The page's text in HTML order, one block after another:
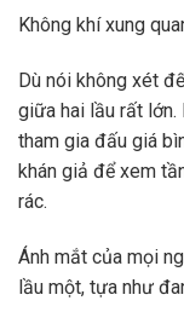
Không khí xung
Dù nói không xét
giữa hai lầu rất
tham gia đấu giá
khán giả để xem
rác.
Ánh mắt của mọi
lầu một, tựa như